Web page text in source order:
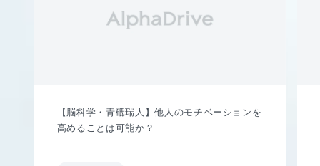
【脳科学・青砥瑞人】他人のモチベーションを
高めることは可能か？